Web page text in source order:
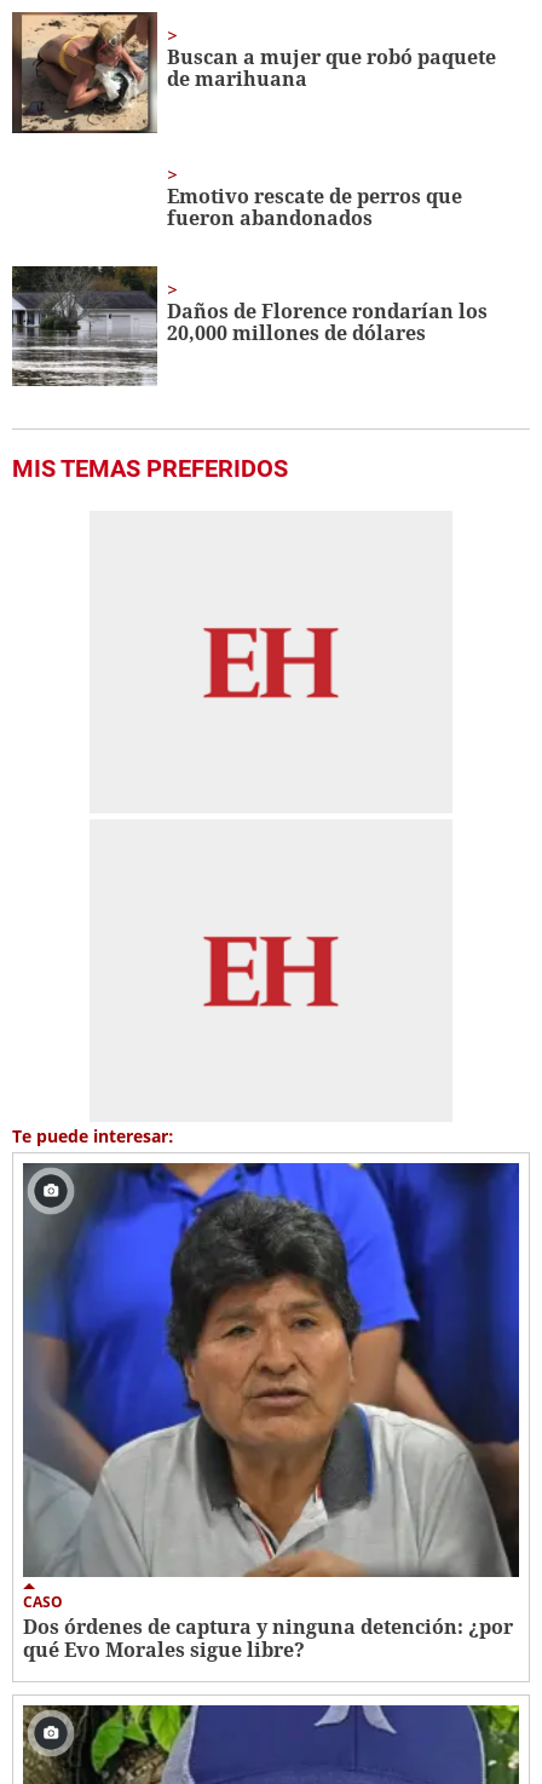
minute,
56
seconds
Buscan a mujer que robó paquete
de marihuana
Emotivo rescate de perros que
fueron abandonados
Daños de Florence rondarían los
20,000 millones de dólares
MIS TEMAS PREFERIDOS
Te puede interesar:
CASO
Dos órdenes de captura y ninguna detención: ¿por
qué Evo Morales sigue libre?